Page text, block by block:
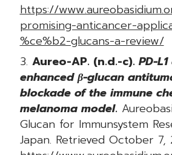
https://
promising-anticancer-
%ce%b2-glucans-a-review/
Aureo-AP. (n.d.-c). PD-
enhanced β-glucan
blockade of the immune
melanoma model.
Glucan for Immunsystem
Japan. Retrieved October